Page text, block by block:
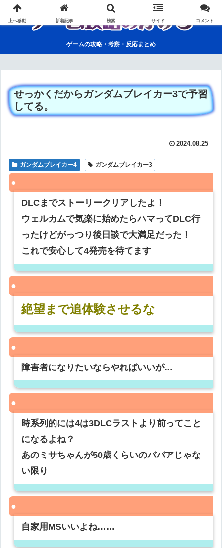
ゲームの攻略・考察・反応まとめ
せっかくだからガンダムブレイカー3で予習
してる。
2024.08.25
ガンダムブレイカー4 ガンダムブレイカー3
DLCまでストーリークリアしたよ！
ウェルカムで気楽に始めたらハマってDLC行
ったけどがっつり後日談で大満足だった！
これで安心して4発売を待てます
絶望まで追体験させるな
障害者になりたいならやればいいが…
時系列的には4は3DLCラストより前ってこと
になるよね？
あのミサちゃんが50歳くらいのババアじゃな
い限り
自家用MSいいよね……
上へ移動 新着記事 検索 サイド コメント